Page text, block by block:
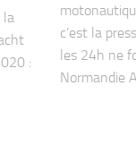
la
:
c’est la
les 24h ne
Normandie